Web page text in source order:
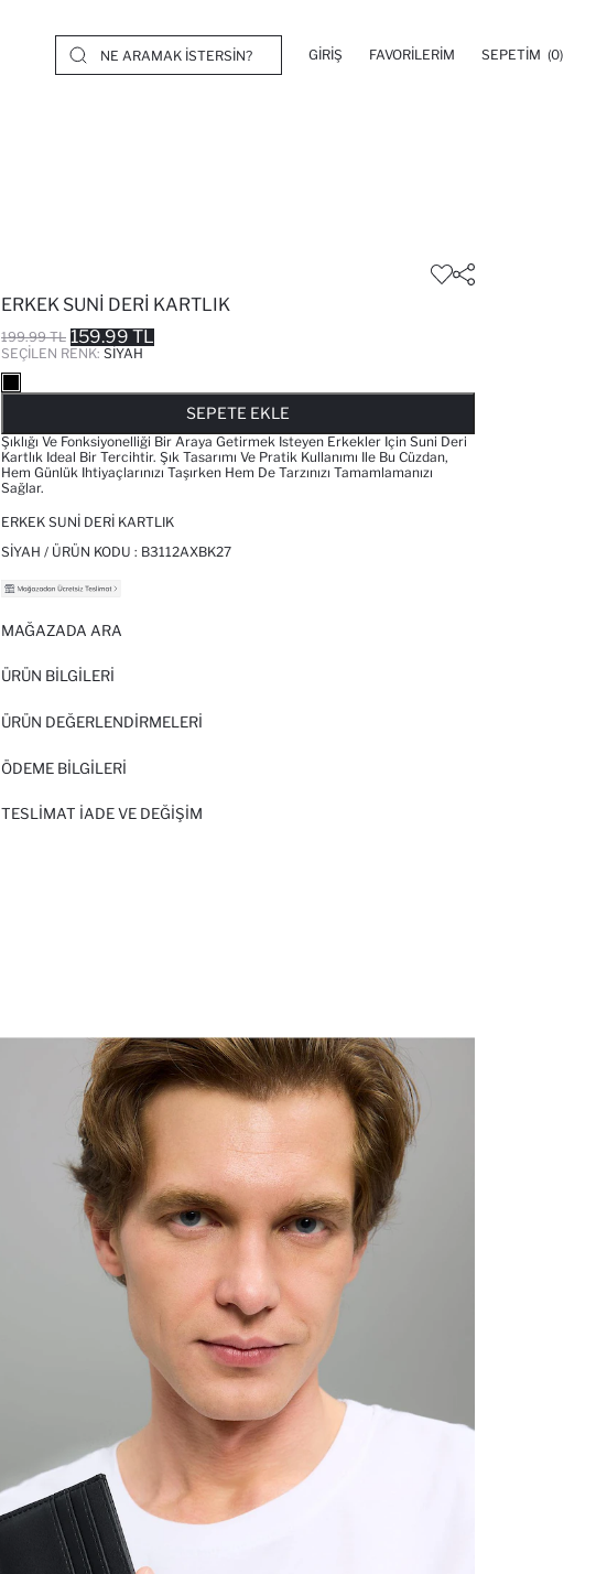
GIRIŞ FAVORILERIM SEPETIM (0)
ERKEK SUNI DERI KARTLIK
199.99 TL 159.99 TL
SEÇILEN RENK: SIYAH
SEPETE EKLE
Şıklığı Ve Fonksiyonelliği Bir Araya Getirmek Isteyen Erkekler Için Suni Deri
Kartlık Ideal Bir Tercihtir. Şık Tasarımı Ve Pratik Kullanımı Ile Bu Cüzdan,
Hem Günlük Ihtiyaçlarınızı Taşırken Hem De Tarzınızı Tamamlamanızı
Sağlar.
ERKEK SUNI DERI KARTLIK
SIYAH / ÜRÜN KODU : B3112AXBK27
MAĞAZADA ARA
ÜRÜN BILGILERI
ÜRÜN DEĞERLENDİRMELERİ
ÖDEME BİLGİLERİ
TESLIMAT İADE VE DEĞIŞIM